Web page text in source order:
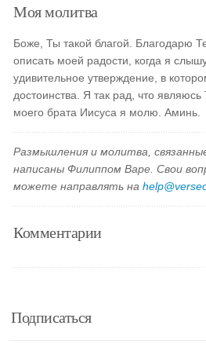
Моя молитва
Боже, Ты такой благой. Благодарю
описать моей радости, когда я
удивительное утверждение, в
достоинства. Я так рад, что
моего брата Иисуса я молю. Аминь.
Размышления и молитва,
написаны Филиппом Варе. Свои
можете направлять на
Комментарии
Подписаться